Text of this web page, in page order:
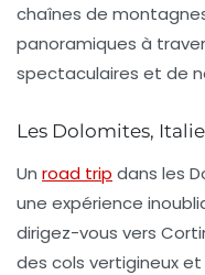
chaînes de
panoramiques à
spectaculaires et de
Les Dolomites, Italie
Un road trip dans les
une expérience
dirigez-vous vers
des cols vertigineux et